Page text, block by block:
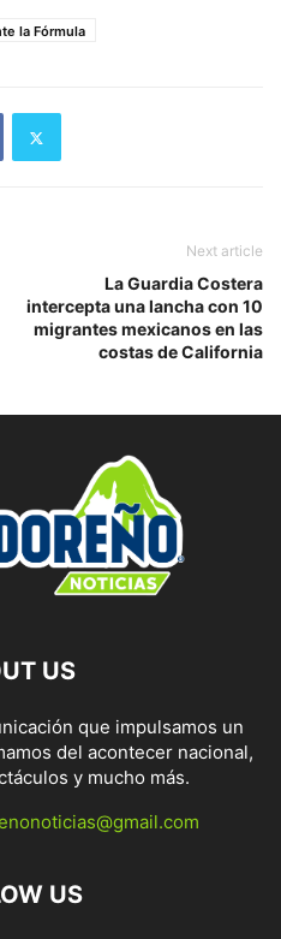
la Fórmula
Next article
La Guardia Costera
intercepta una lancha con 10
migrantes mexicanos en las
costas de California
US
que impulsamos un
del acontecer nacional,
y mucho más.
US